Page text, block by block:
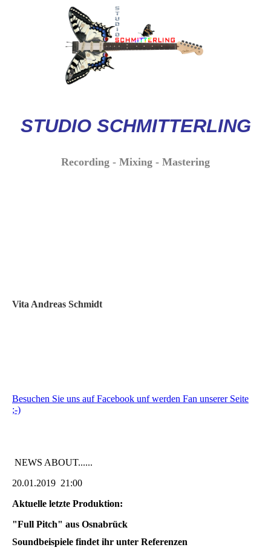
STUDIO SCHMITTERLING
Recording - Mixing - Mastering
Vita Andreas Schmidt
Besuchen Sie uns auf Facebook unf werden Fan unserer Seite
;-)
NEWS ABOUT......
20.01.2019 21:00
Aktuelle letzte Produktion:
"Full Pitch" aus Osnabrück
Soundbeispiele findet ihr unter Referenzen